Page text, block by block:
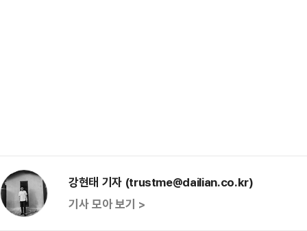
강현태 기자 (trustme@dailian.co.kr)
기사 모아 보기 >